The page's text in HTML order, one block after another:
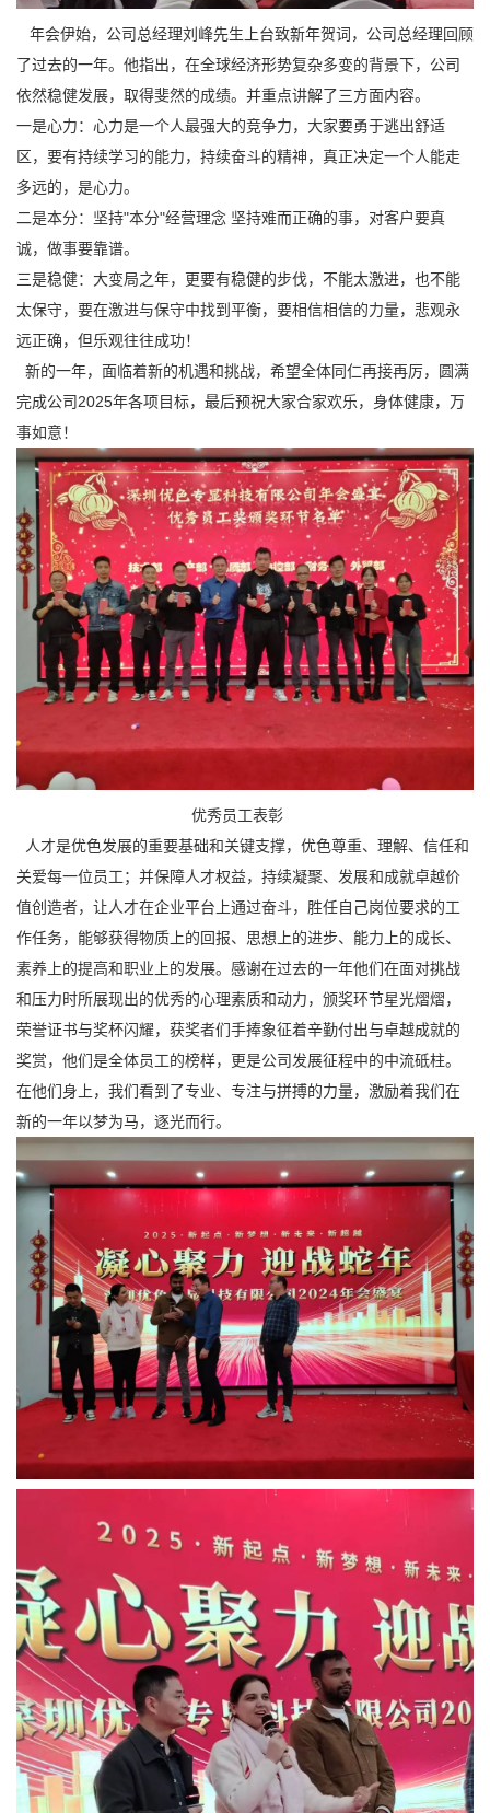
年会伊始，公司总经理刘峰先生上台致新年贺词，公司总经理回顾
了过去的一年。他指出，在全球经济形势复杂多变的背景下，公司
依然稳健发展，取得斐然的成绩。并重点讲解了三方面内容。
一是心力：心力是一个人最强大的竞争力，大家要勇于逃出舒适
区，要有持续学习的能力，持续奋斗的精神，真正决定一个人能走
多远的，是心力。
二是本分：坚持"本分"经营理念 坚持难而正确的事，对客户要真
诚，做事要靠谱。
三是稳健‌：大变局之年，更要有稳健的步伐，不能太激进，也不能
太保守，要在激进与保守中找到平衡，要相信相信的力量，悲观永
远正确，但乐观往往成功！
新的一年，面临着新的机遇和挑战，希望全体同仁再接再厉，圆满
完成公司2025年各项目标，最后预祝大家合家欢乐，身体健康，万
事如意！
优秀员工表彰
人才是优色发展的重要基础和关键支撑，优色尊重、理解、信任和
关爱每一位员工；并保障人才权益，持续凝聚、发展和成就卓越价
值创造者，让人才在企业平台上通过奋斗，胜任自己岗位要求的工
作任务，能够获得物质上的回报、思想上的进步、能力上的成长、
素养上的提高和职业上的发展。感谢在过去的一年他们在面对挑战
和压力时所展现出的优秀的心理素质和动力，颁奖环节星光熠熠，
荣誉证书与奖杯闪耀，获奖者们手捧象征着辛勤付出与卓越成就的
奖赏，他们是全体员工的榜样，更是公司发展征程中的中流砥柱。
在他们身上，我们看到了专业、专注与拼搏的力量，激励着我们在
新的一年以梦为马，逐光而行。